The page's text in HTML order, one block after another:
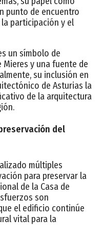
punto de encuentro
participación y el
un símbolo de
y una fuente de
su inclusión en
de Asturias la
de la arquitectura
del
múltiples
para preservar la
de la Casa de
son
el edificio continúe
vital para la